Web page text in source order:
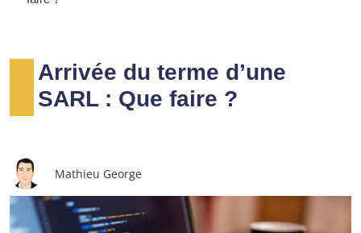
Arrivée du terme d’une
SARL : Que faire ?
Mathieu George